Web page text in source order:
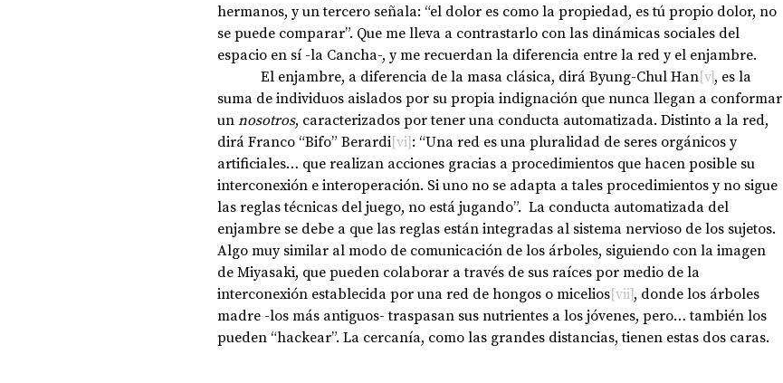
hermanos, y un tercero señala: “el dolor es como la propiedad, es tú propio dolor, no
se puede comparar”. Que me lleva a contrastarlo con las dinámicas sociales del
espacio en sí -la Cancha-, y me recuerdan la diferencia entre la red y el enjambre.
            El enjambre, a diferencia de la masa clásica, dirá Byung-Chul Han
[v], es la
suma de individuos aislados por su propia indignación que nunca llegan a conformar
un nosotros, caracterizados por tener una conducta automatizada. Distinto a la red,
dirá Franco “Bifo” Berardi[vi]: “Una red es una pluralidad de seres orgánicos y
artificiales… que realizan acciones gracias a procedimientos que hacen posible su
interconexión e interoperación. Si uno no se adapta a tales procedimientos y no sigue
las reglas técnicas del juego, no está jugando”.  La conducta automatizada del
enjambre se debe a que las reglas están integradas al sistema nervioso de los sujetos.
Algo muy similar al modo de comunicación de los árboles, siguiendo con la imagen
de Miyasaki, que pueden colaborar a través de sus raíces por medio de la
interconexión establecida por una red de hongos o micelios[vii], donde los árboles
madre -los más antiguos- traspasan sus nutrientes a los jóvenes, pero… también los
pueden “hackear”. La cercanía, como las grandes distancias, tienen estas dos caras.